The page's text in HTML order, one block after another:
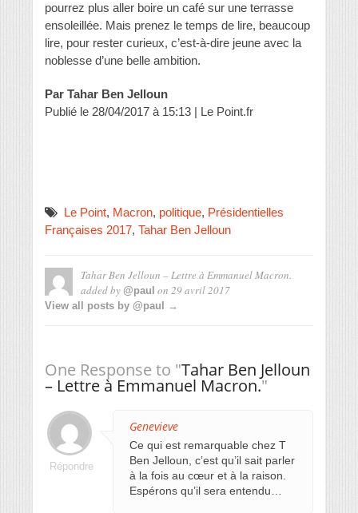
pourrez plus aller boire un café sur une terrasse
ensoleillée. Mais prenez le temps de lire, beaucoup
lire, pour rester curieux, c’est-à-dire jeune avec la
noblesse d’une belle ambition.
Par Tahar Ben Jelloun
Publié le 28/04/2017 à 15:13 | Le Point.fr
Le Point, Macron, politique, Présidentielles
Françaises 2017, Tahar Ben Jelloun
Tahar Ben Jelloun – Lettre à Emmanuel Macron.
added by @paul on 29 avril 2017
View all posts by @paul →
One Response to "Tahar Ben Jelloun
– Lettre à Emmanuel Macron."
Genevieve
Ce qui est remarquable chez T
Ben Jelloun, c’est qu’il sait parler
à la fois au cœur et à la raison.
Espérons qu’il sera entendu…
Répondre